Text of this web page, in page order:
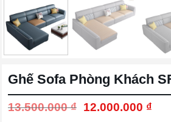
Ghế Sofa Phòng Khách
13.500.000₫ Giá
12.000.000 ₫Giá